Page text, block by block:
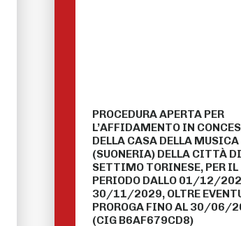
PROCEDURA APERTA PER
L’AFFIDAMENTO IN
DELLA CASA DELLA MUSICA
(SUONERIA) DELLA CITTÀ DI
SETTIMO TORINESE, PER IL
PERIODO DALLO 01/12/
30/11/2029, OLTRE
PROROGA FINO AL 30/06/
(CIG B6AF679CD8)